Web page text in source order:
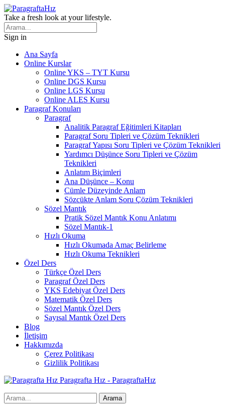
Take a fresh look at your lifestyle.
Sign in
Ana Sayfa
Online Kurslar
Online YKS – TYT Kursu
Online DGS Kursu
Online LGS Kursu
Online ALES Kursu
Paragraf Konuları
Paragraf
Analitik Paragraf Eğitimleri Kitapları
Paragraf Soru Tipleri ve Çözüm Teknikleri
Paragraf Yapısı Soru Tipleri ve Çözüm Teknikleri
Yardımcı Düşünce Soru Tipleri ve Çözüm
Teknikleri
Anlatım Biçimleri
Ana Düşünce – Konu
Cümle Düzeyinde Anlam
Sözcükte Anlam Soru Çözüm Teknikleri
Sözel Mantık
Pratik Sözel Mantık Konu Anlatımı
Sözel Mantık-1
Hızlı Okuma
Hızlı Okumada Amaç Belirleme
Hızlı Okuma Teknikleri
Özel Ders
Türkçe Özel Ders
Paragraf Özel Ders
YKS Edebiyat Özel Ders
Matematik Özel Ders
Sözel Mantık Özel Ders
Sayısal Mantık Özel Ders
Blog
İletişim
Hakkımızda
Çerez Politikası
Gizlilik Politikası
Paragrafta Hız - ParagraftaHız